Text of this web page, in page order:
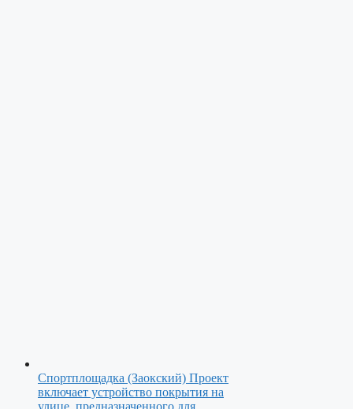
Спортплощадка (Заокский) Проект
включает устройство покрытия на
улице, предназначенного для